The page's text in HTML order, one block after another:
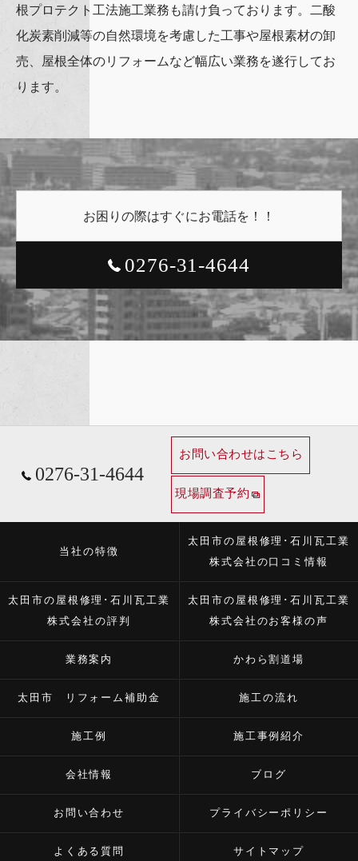
根プロテクト工法施工業務も請け負っております。二酸
化炭素削減等の自然環境を考慮した工事や屋根素材の卸
売、屋根全体のリフォームなど幅広い業務を遂行してお
ります。
お困りの際はすぐにお電話を！！
0276-31-4644
0276-31-4644
お問い合わせはこちら
現場調査予約
当社の特徴
太田市の屋根修理･石川瓦工業
株式会社の口コミ情報
太田市の屋根修理･石川瓦工業
株式会社の評判
太田市の屋根修理･石川瓦工業
株式会社のお客様の声
業務案内 かわら割道場
太田市 リフォーム補助金 施工の流れ
施工例 施工事例紹介
会社情報 ブログ
お問い合わせ プライバシーポリシー
よくある質問 サイトマップ